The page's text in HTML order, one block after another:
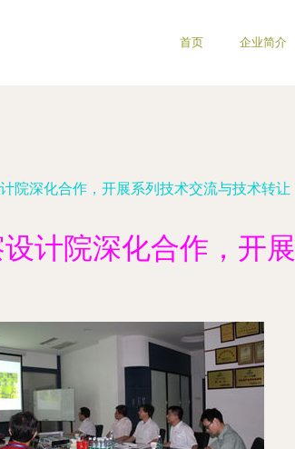
首页 企业简介
院深化合作，开展系列技术交流与技术转让
计院深化合作，开